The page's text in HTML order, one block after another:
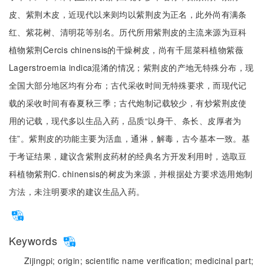
皮、紫荆木皮，近现代以来则均以紫荆皮为正名，此外尚有满条
红、紫花树、清明花等别名。历代所用紫荆皮的主流来源为豆科
植物紫荆Cercis chinensis的干燥树皮，尚有千屈菜科植物紫薇
Lagerstroemia indica混淆的情况；紫荆皮的产地无特殊分布，现
全国大部分地区均有分布；古代采收时间无特殊要求，而现代记
载的采收时间有春夏秋三季；古代炮制记载较少，有炒紫荆皮使
用的记载，现代多以生品入药，品质“以身干、条长、皮厚者为
佳”。紫荆皮的功能主要为活血，通淋，解毒，古今基本一致。基
于考证结果，建议含紫荆皮药材的经典名方开发利用时，选取豆
科植物紫荆C. chinensis的树皮为来源，并根据处方要求选用炮制
方法，未注明要求的建议生品入药。
Keywords
Zijingpi;origin; scientific name verification; medicinal part;